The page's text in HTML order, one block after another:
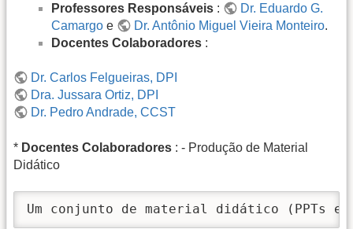
Professores Responsáveis :
Dr. Eduardo G.
Camargo e Dr. Antônio Miguel Vieira Monteiro.
Docentes Colaboradores :
Dr. Carlos Felgueiras, DPI
Dra. Jussara Ortiz, DPI
Dr. Pedro Andrade, CCST
* Docentes Colaboradores : - Produção de Material
Didático
Um conjunto de material didático (PPTs e